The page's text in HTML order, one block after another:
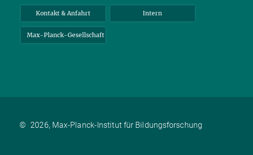
Kontakt & Anfahrt Intern
Max-Planck-Gesellschaft
© 2026, Max-Planck-Institut für Bildungsforschung